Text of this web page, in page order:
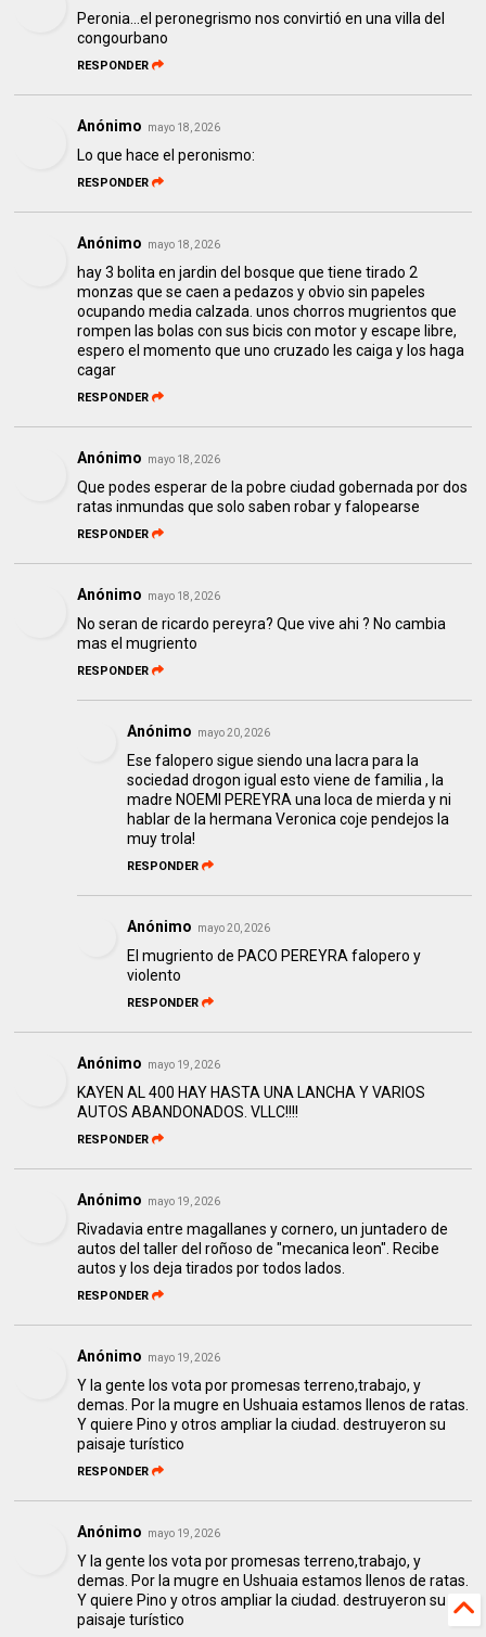
Peronia...el peronegrismo nos convirtió en una villa del
congourbano
RESPONDER
Anónimo mayo 18, 2026
Lo que hace el peronismo:
RESPONDER
Anónimo mayo 18, 2026
hay 3 bolita en jardin del bosque que tiene tirado 2
monzas que se caen a pedazos y obvio sin papeles
ocupando media calzada. unos chorros mugrientos que
rompen las bolas con sus bicis con motor y escape libre,
espero el momento que uno cruzado les caiga y los haga
cagar
RESPONDER
Anónimo mayo 18, 2026
Que podes esperar de la pobre ciudad gobernada por dos
ratas inmundas que solo saben robar y falopearse
RESPONDER
Anónimo mayo 18, 2026
No seran de ricardo pereyra? Que vive ahi ? No cambia
mas el mugriento
RESPONDER
Anónimo mayo 20, 2026
Ese falopero sigue siendo una lacra para la
sociedad drogon igual esto viene de familia , la
madre NOEMI PEREYRA una loca de mierda y ni
hablar de la hermana Veronica coje pendejos la
muy trola!
RESPONDER
Anónimo mayo 20, 2026
El mugriento de PACO PEREYRA falopero y
violento
RESPONDER
Anónimo mayo 19, 2026
KAYEN AL 400 HAY HASTA UNA LANCHA Y VARIOS
AUTOS ABANDONADOS. VLLC!!!!
RESPONDER
Anónimo mayo 19, 2026
Rivadavia entre magallanes y cornero, un juntadero de
autos del taller del roñoso de "mecanica leon". Recibe
autos y los deja tirados por todos lados.
RESPONDER
Anónimo mayo 19, 2026
Y la gente los vota por promesas terreno,trabajo, y
demas. Por la mugre en Ushuaia estamos llenos de ratas.
Y quiere Pino y otros ampliar la ciudad. destruyeron su
paisaje turístico
RESPONDER
Anónimo mayo 19, 2026
Y la gente los vota por promesas terreno,trabajo, y
demas. Por la mugre en Ushuaia estamos llenos de ratas.
Y quiere Pino y otros ampliar la ciudad. destruyeron su
paisaje turístico